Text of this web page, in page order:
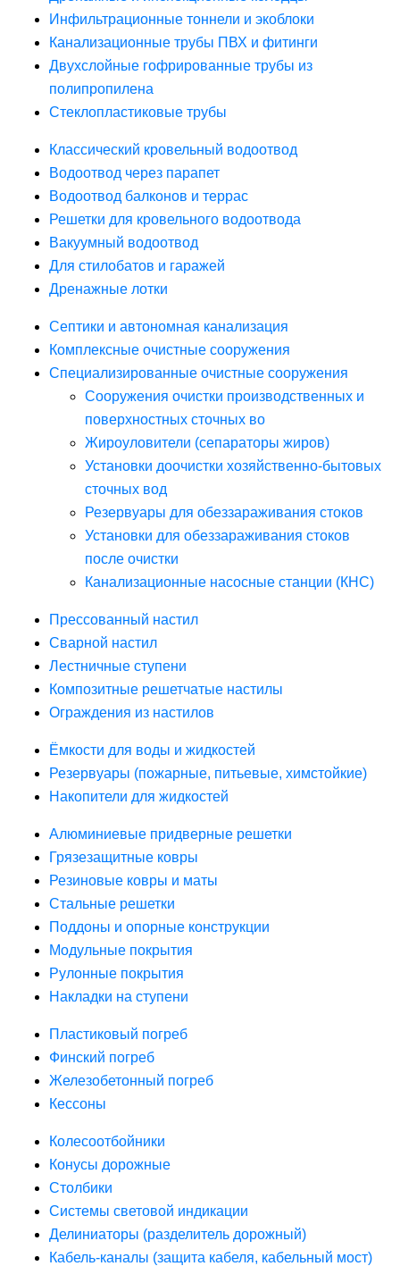
Инфильтрационные тоннели и экоблоки
Канализационные трубы ПВХ и фитинги
Двухслойные гофрированные трубы из
полипропилена
Стеклопластиковые трубы
Классический кровельный водоотвод
Водоотвод через парапет
Водоотвод балконов и террас
Решетки для кровельного водоотвода
Вакуумный водоотвод
Для стилобатов и гаражей
Дренажные лотки
Септики и автономная канализация
Комплексные очистные сооружения
Специализированные очистные сооружения
Сооружения очистки производственных и
поверхностных сточных во
Жироуловители (сепараторы жиров)
Установки доочистки хозяйственно-бытовых
сточных вод
Резервуары для обеззараживания стоков
Установки для обеззараживания стоков
после очистки
Канализационные насосные станции (КНС)
Прессованный настил
Сварной настил
Лестничные ступени
Композитные решетчатые настилы
Ограждения из настилов
Ёмкости для воды и жидкостей
Резервуары (пожарные, питьевые, химстойкие)
Накопители для жидкостей
Алюминиевые придверные решетки
Грязезащитные ковры
Резиновые ковры и маты
Стальные решетки
Поддоны и опорные конструкции
Модульные покрытия
Рулонные покрытия
Накладки на ступени
Пластиковый погреб
Финский погреб
Железобетонный погреб
Кессоны
Колесоотбойники
Конусы дорожные
Столбики
Системы световой индикации
Делиниаторы (разделитель дорожный)
Кабель-каналы (защита кабеля, кабельный мост)